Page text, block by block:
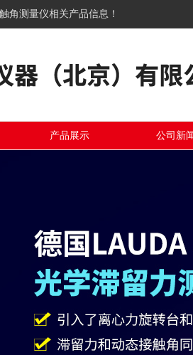
角测量仪相关产品信息！
产品展示 公司新